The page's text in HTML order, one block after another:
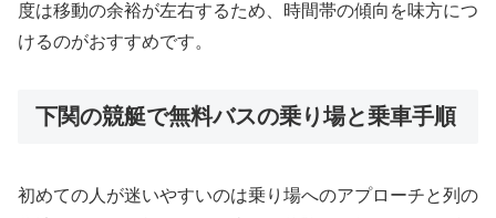
度は移動の余裕が左右するため、時間帯の傾向を味方につ
けるのがおすすめです。
下関の競艇で無料バスの乗り場と乗車手順
初めての人が迷いやすいのは乗り場へのアプローチと列の